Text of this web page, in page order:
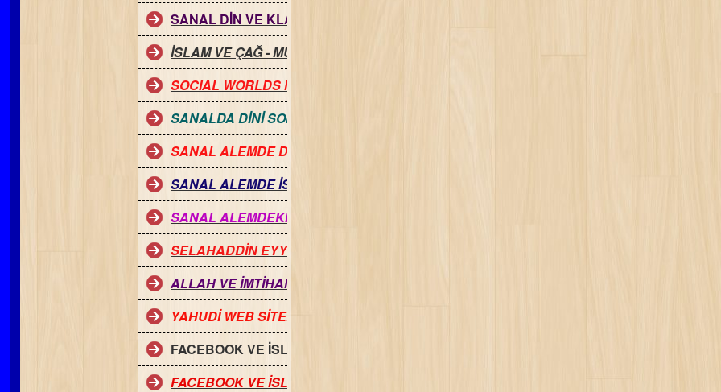
SANAL DİN VE KLAVYE MÜSLÜMANLIĞI İLE REEL İSLAM
İSLAM VE ÇAĞ - MUHAMMED YASİN DEUTSCHLAND
SOCIAL WORLDS MUSIC BOX UNIT
SANALDA DİNİ SOHBET SAÇMALIKLARI ONE
SANAL ALEMDE DİNİ SOHBET SAÇMALIĞI TWO
SANAL ALEMDE İSLAM
SANAL ALEMDEKİ EVLİ ERKEKLER VE REALİZM
SELAHADDİN EYYUBİ VE CUMA GÜNÜ
ALLAH VE İMTİHAN
YAHUDİ WEB SİTELERİ
FACEBOOK VE İSLAMİYET
FACEBOOK VE İSLAMİ PERSEKTİF